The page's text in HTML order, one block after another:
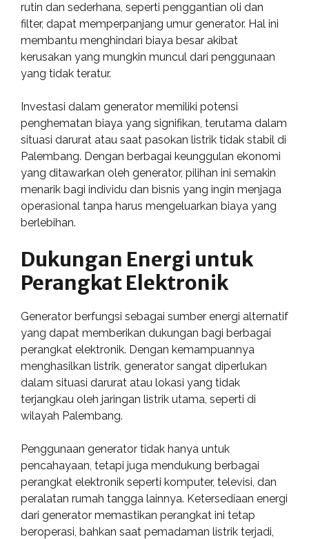
rutin dan sederhana, seperti penggantian oli dan
filter, dapat memperpanjang umur generator. Hal ini
membantu menghindari biaya besar akibat
kerusakan yang mungkin muncul dari penggunaan
yang tidak teratur.
Investasi dalam generator memiliki potensi
penghematan biaya yang signifikan, terutama dalam
situasi darurat atau saat pasokan listrik tidak stabil di
Palembang. Dengan berbagai keunggulan ekonomi
yang ditawarkan oleh generator, pilihan ini semakin
menarik bagi individu dan bisnis yang ingin menjaga
operasional tanpa harus mengeluarkan biaya yang
berlebihan.
Dukungan Energi untuk
Perangkat Elektronik
Generator berfungsi sebagai sumber energi alternatif
yang dapat memberikan dukungan bagi berbagai
perangkat elektronik. Dengan kemampuannya
menghasilkan listrik, generator sangat diperlukan
dalam situasi darurat atau lokasi yang tidak
terjangkau oleh jaringan listrik utama, seperti di
wilayah Palembang.
Penggunaan generator tidak hanya untuk
pencahayaan, tetapi juga mendukung berbagai
perangkat elektronik seperti komputer, televisi, dan
peralatan rumah tangga lainnya. Ketersediaan energi
dari generator memastikan perangkat ini tetap
beroperasi, bahkan saat pemadaman listrik terjadi,